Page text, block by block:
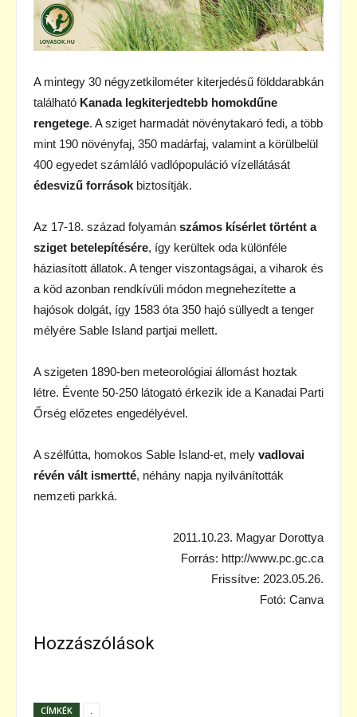
A mintegy 30 négyzetkilométer kiterjedésű földdarabkán
található Kanada legkiterjedtebb homokdűne
rengetege. A sziget harmadát növénytakaró fedi, a több
mint 190 növényfaj, 350 madárfaj, valamint a körülbelül
400 egyedet számláló vadlópopuláció vízellátását
édesvizű források biztosítják.
Az 17-18. század folyamán számos kísérlet történt a
sziget betelepítésére, így kerültek oda különféle
háziasított állatok. A tenger viszontagságai, a viharok és
a köd azonban rendkívüli módon megnehezítette a
hajósok dolgát, így 1583 óta 350 hajó süllyedt a tenger
mélyére Sable Island partjai mellett.
A szigeten 1890-ben meteorológiai állomást hoztak
létre. Évente 50-250 látogató érkezik ide a Kanadai Parti
Őrség előzetes engedélyével.
A szélfútta, homokos Sable Island-et, mely vadlovai
révén vált ismertté, néhány napja nyilvánították
nemzeti parkká.
2011.10.23. Magyar Dorottya
Forrás: http://www.pc.gc.ca
Frissítve: 2023.05.26.
Fotó: Canva
Hozzászólások
CÍMKÉK